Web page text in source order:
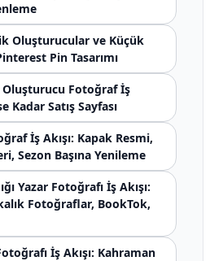
Oluşturucular ve Küçük
Pin Tasarımı
Fotoğraf İş
Kadar Satış Sayfası
İş Akışı: Kapak Resmi,
Sezon Başına Yenileme
Yazar Fotoğrafı İş Akışı:
Fotoğraflar, BookTok,
İş Akışı: Kahraman